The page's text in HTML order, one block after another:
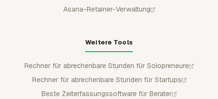
Asana-Retainer-Verwaltung
Weitere Tools
Rechner für abrechenbare Stunden für Solopreneure
Rechner für abrechenbare Stunden für Startups
Beste Zeiterfassungssoftware für Berater